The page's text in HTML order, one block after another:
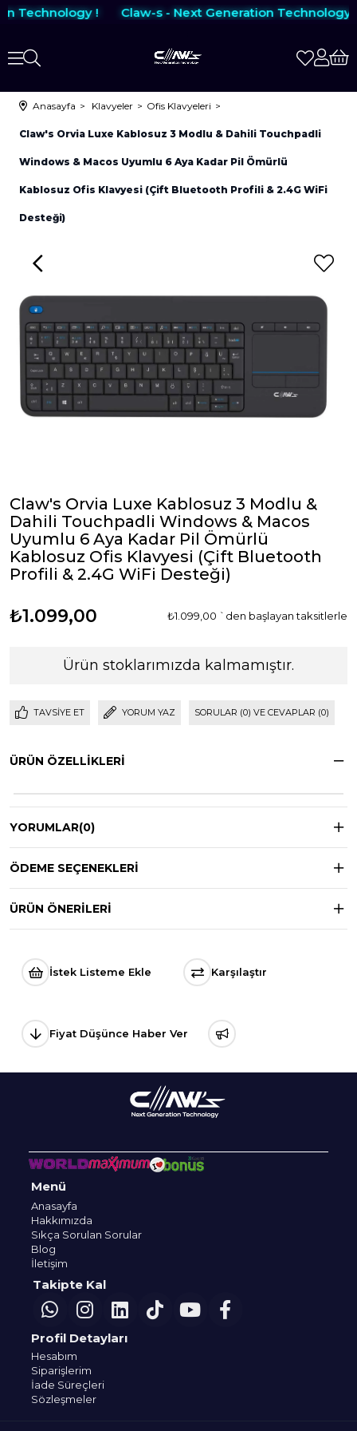
Technology ! Claw-s - Next Generation Technology !
Anasayfa Klavyeler Ofis Klavyeleri
Claw's Orvia Luxe Kablosuz 3 Modlu & Dahili Touchpadli
Windows & Macos Uyumlu 6 Aya Kadar Pil Ömürlü
Kablosuz Ofis Klavyesi (Çift Bluetooth Profili & 2.4G WiFi
Desteği)
Claw's Orvia Luxe Kablosuz 3 Modlu &
Dahili Touchpadli Windows & Macos
Uyumlu 6 Aya Kadar Pil Ömürlü
Kablosuz Ofis Klavyesi (Çift Bluetooth
Profili & 2.4G WiFi Desteği)
₺1.099,00 ₺1.099,00 `den başlayan taksitlerle
Ürün stoklarımızda kalmamıştır.
TAVSIYE ET YORUM YAZ SORULAR (0) VE CEVAPLAR (0)
ÜRÜN ÖZELLIKLERI
YORUMLAR(0)
ÖDEME SEÇENEKLERI
ÜRÜN ÖNERILERI
İstek Listeme Ekle Karşılaştır
Fiyat Düşünce Haber Ver
Menü
Anasayfa
Hakkımızda
Sıkça Sorulan Sorular
Blog
İletişim
Takipte Kal
Profil Detayları
Hesabım
Siparişlerim
İade Süreçleri
Sözleşmeler